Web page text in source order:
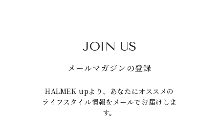
JOIN US
メールマガジンの登録
HALMEK upより、あなたにオススメの
ライフスタイル情報をメールでお届けしま
す。